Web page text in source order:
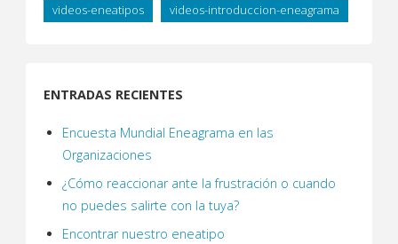
videos-eneatipos videos-introduccion-eneagrama
ENTRADAS RECIENTES
Encuesta Mundial Eneagrama en las
Organizaciones
¿Cómo reaccionar ante la frustración o cuando
no puedes salirte con la tuya?
Encontrar nuestro eneatipo